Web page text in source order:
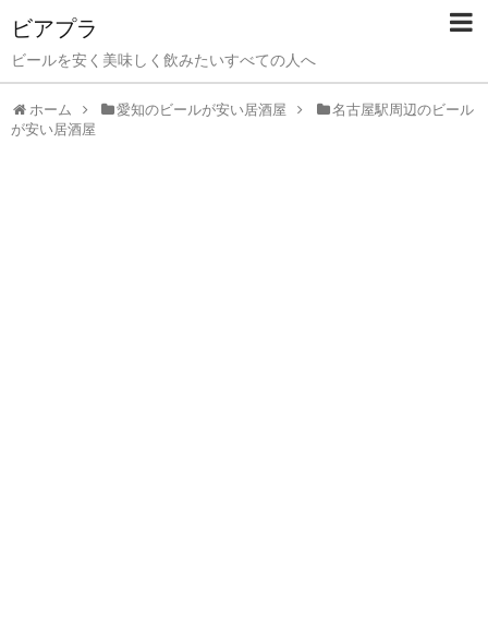
ビアプラ
ビールを安く美味しく飲みたいすべての人へ
ホーム 愛知のビールが安い居酒屋
名古屋駅周辺のビール
が安い居酒屋